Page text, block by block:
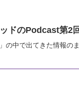
ドのPodcast第2
の中で出てきた情報のま